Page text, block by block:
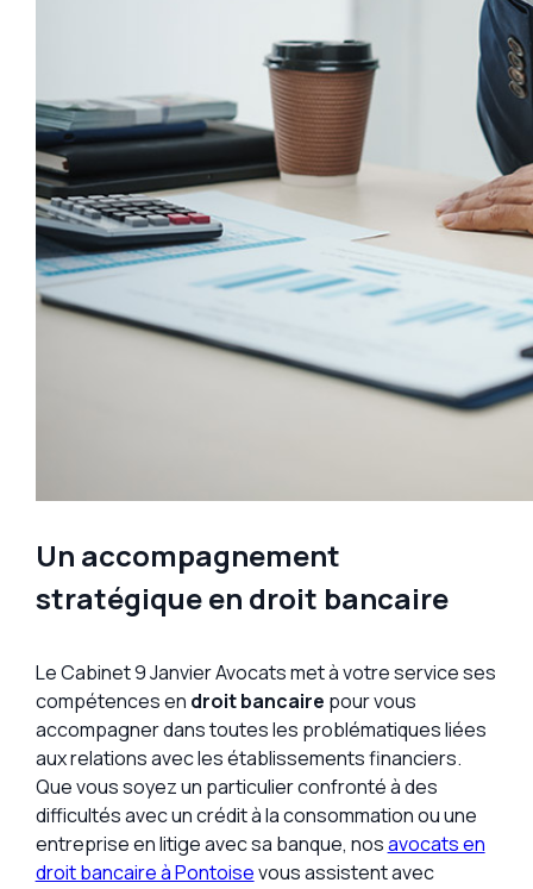
Un accompagnement
stratégique en droit bancaire
Le Cabinet 9 Janvier Avocats met à votre service ses
compétences en droit bancaire pour vous
accompagner dans toutes les problématiques liées
aux relations avec les établissements financiers.
Que vous soyez un particulier confronté à des
difficultés avec un crédit à la consommation ou une
entreprise en litige avec sa banque, nosavocats en
droit bancaire à Pontoisevous assistent avec